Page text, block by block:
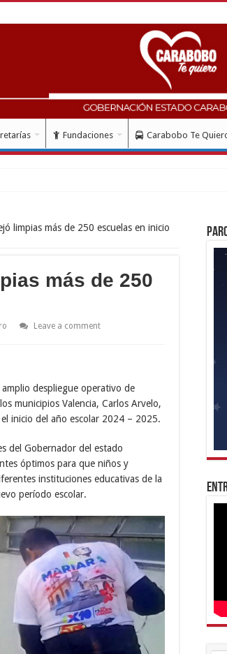
Fundaciones Carabobo Te
limpias más de 250 escuelas en inicio
más de 250
Leave a comment
despliegue operativo de
municipios Valencia, Carlos Arvelo,
inicio del año escolar 2024 – 2025.
del Gobernador del estado
óptimos para que niños y
instituciones educativas de la
período escolar.